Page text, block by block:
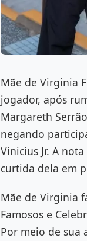
Mãe de Virginia
jogador, após
Margareth
negando
Vinicius Jr. A
curtida dela em
Mãe de Virginia
Famosos e
Por meio de sua